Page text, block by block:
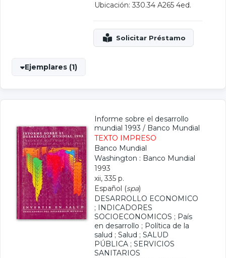
Ubicación: 330.34 A265 4ed.
Ejemplares (1)
Informe sobre el desarrollo
mundial 1993 / Banco Mundial
TEXTO IMPRESO
Banco Mundial
Washington : Banco Mundial
1993
xii, 335 p.
Español (spa)
DESARROLLO ECONOMICO
; INDICADORES
SOCIOECONOMICOS ; País
en desarrollo ; Política de la
salud ; Salud ; SALUD
PÚBLICA ; SERVICIOS
SANITARIOS